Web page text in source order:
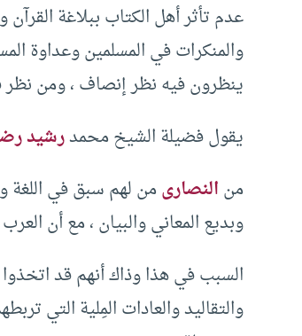
عدم تأثر أهل الكتاب ببلاغة
والمنكرات في المسلمين وعداوة
ينظرون فيه نظر إنصاف ، ومن نظر
يقول فضيلة الشيخ محمدرشيد
منالنصارىمن لهم سبق في اللغة
وبديع المعاني والبيان ، مع أن
السبب في هذا وذاك أنهم قد
والتقاليد والعادات المِلية التي